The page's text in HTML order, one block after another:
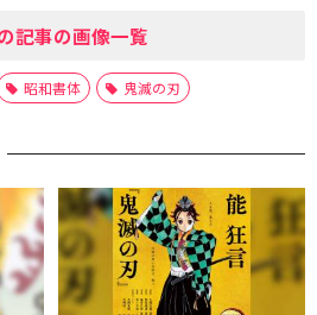
記事の画像一覧
昭和書体 鬼滅の刃